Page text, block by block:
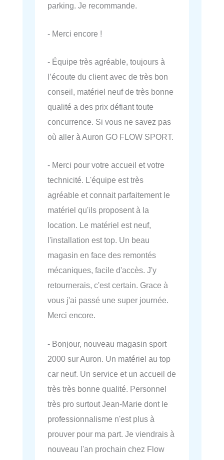
parking. Je recommande.
- Merci encore !
- Équipe très agréable, toujours à
l’écoute du client avec de très bon
conseil, matériel neuf de très bonne
qualité a des prix défiant toute
concurrence. Si vous ne savez pas
où aller à Auron GO FLOW SPORT.
- Merci pour votre accueil et votre
technicité. L'équipe est très
agréable et connait parfaitement le
matériel qu'ils proposent à la
location. Le matériel est neuf,
l'installation est top. Un beau
magasin en face des remontés
mécaniques, facile d'accès. J'y
retournerais, c'est certain. Grace à
vous j'ai passé une super journée.
Merci encore.
- Bonjour, nouveau magasin sport
2000 sur Auron. Un matériel au top
car neuf. Un service et un accueil de
très très bonne qualité. Personnel
très pro surtout Jean-Marie dont le
professionnalisme n'est plus à
prouver pour ma part. Je viendrais à
nouveau l'an prochain chez Flow